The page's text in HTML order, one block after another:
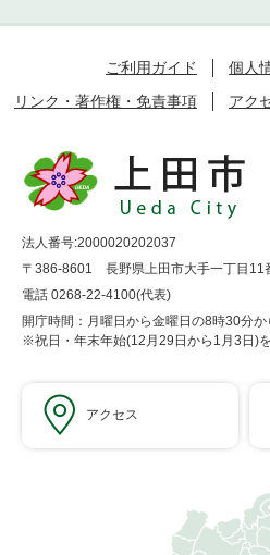
ご利用ガイド
個人
リンク・著作権・免責事項
アク
法人番号:2000020202037
〒386-8601 長野県上田市大手一丁目11
電話 0268-22-4100(代表)
開庁時間：月曜日から金曜日の8時30分
※祝日・年末年始(12月29日から1月3日)
アクセス